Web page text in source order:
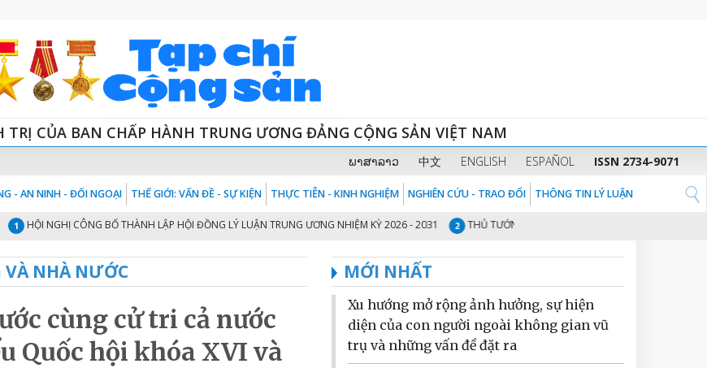
TRỊ CỦA BAN CHẤP HÀNH TRUNG ƯƠNG ĐẢNG CỘNG SẢN VIỆT NAM
ພາສາລາວ 中文 ENGLISH ESPAÑOL ISSN 2734-9071
- AN NINH - ĐỐI NGOẠI THẾ GIỚI: VẤN ĐỀ - SỰ KIỆN THỰC TIỄN - KINH NGHIỆM NGHIÊN CỨU - TRAO ĐỔI THÔNG TIN LÝ LUẬN
NGHỊ CÔNG BỐ THÀNH LẬP HỘI ĐỒNG LÝ LUẬN TRUNG ƯƠNG NHIỆM KỲ 2026 - 2031 2 THỦ TƯỚNG CHÍNH PHỦ PHẠM MINH CHÍNH: CHUYỂN TỪ
NHÀ NƯỚC
cùng cử tri cả nước
Quốc hội khóa XVI và
MỚI NHẤT
Xu hướng mở rộng ảnh hưởng, sự hiện
diện của con người ngoài không gian vũ
trụ và những vấn đề đặt ra